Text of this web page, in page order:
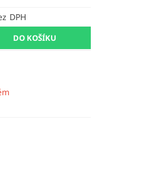
Kč bez DPH